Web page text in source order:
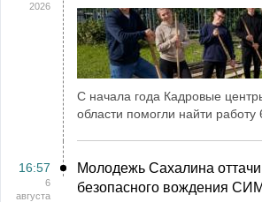
2026
С начала года Кадровые
области помогли найти работу
16:57
6
августа
Молодежь Сахалина
безопасного вождения СИМ